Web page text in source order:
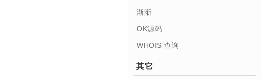
渐渐
OK源码
WHOIS 查询
其它